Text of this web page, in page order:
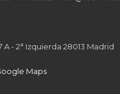
A - 2° Izquierda 28013 Madrid
Maps